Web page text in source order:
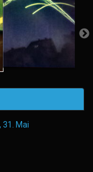
31. Mai